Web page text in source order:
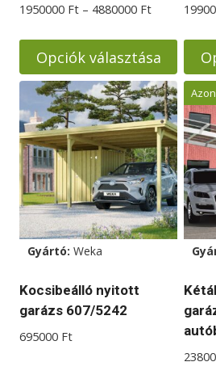
1950000 Ft – 4880000 Ft
-
4880000 Ft
Opciók választása
Ennek
a
terméknek
több
variációja
van.
A
változatok
termékoldalon
választhatók
a
több
van.
A
ki
Gyártó: Weka
Kocsibeálló nyitott
garázs 607/5242
695000 Ft